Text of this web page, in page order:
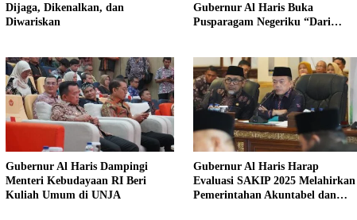
Dijaga, Dikenalkan, dan
Diwariskan
Gubernur Al Haris Buka
Pusparagam Negeriku “Dari
Gubernur Al Haris Dampingi
Menteri Kebudayaan RI Beri
Kuliah Umum di UNJA
Gubernur Al Haris Harap
Evaluasi SAKIP 2025 Melahirkan
Pemerintahan Akuntabel dan